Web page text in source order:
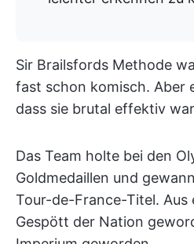
Sir Brailsfords Methode
fast schon komisch. Aber
dass sie brutal effektiv
Das Team holte bei den
Goldmedaillen und
Tour-de-France-Titel. Aus
Gespött der Nation